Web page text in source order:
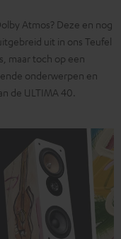
Atmos? Deze en nog
uit in ons Teufel
maar toch op een
onderwerpen en
de ULTIMA 40.